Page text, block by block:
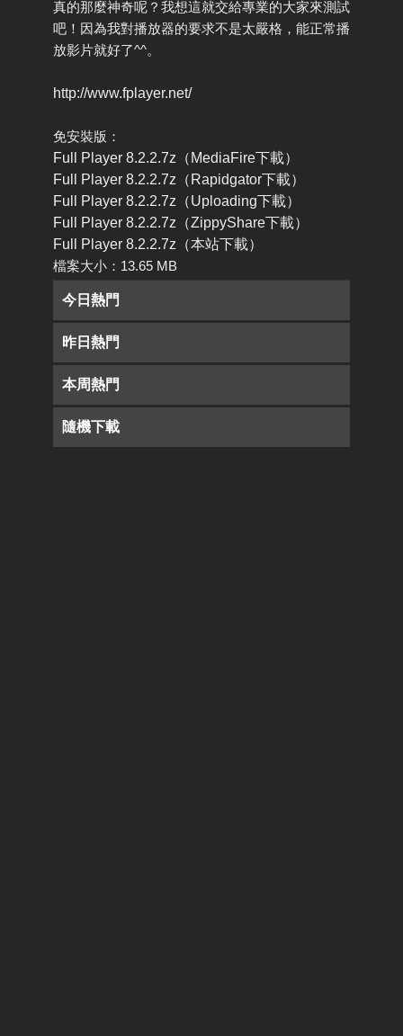
真的那麼神奇呢？我想這就交給專業的大家來測試
吧！因為我對播放器的要求不是太嚴格，能正常播
放影片就好了^^。
http://www.fplayer.net/
免安裝版：
Full Player 8.2.2.7z（MediaFire下載）
Full Player 8.2.2.7z（Rapidgator下載）
Full Player 8.2.2.7z（Uploading下載）
Full Player 8.2.2.7z（ZippyShare下載）
Full Player 8.2.2.7z（本站下載）
檔案大小：13.65 MB
今日熱門
昨日熱門
本周熱門
隨機下載